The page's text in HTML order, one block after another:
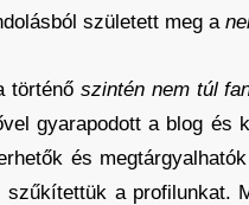
született meg a
történő szintén nem túl
gyarapodott a blog
és
a profilunkat.